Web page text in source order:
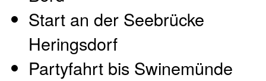
Start an der Seebrücke
Heringsdorf
Partyfahrt bis Swinemünde